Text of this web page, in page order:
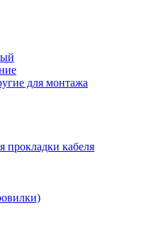
для монтажа
прокладки кабеля